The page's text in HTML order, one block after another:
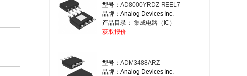
型号： AD8000YRDZ-REEL7
品牌：Analog Devices Inc.
产品目录： 集成电路（IC）
获取报价
型号： ADM3488ARZ
品牌：Analog Devices Inc.